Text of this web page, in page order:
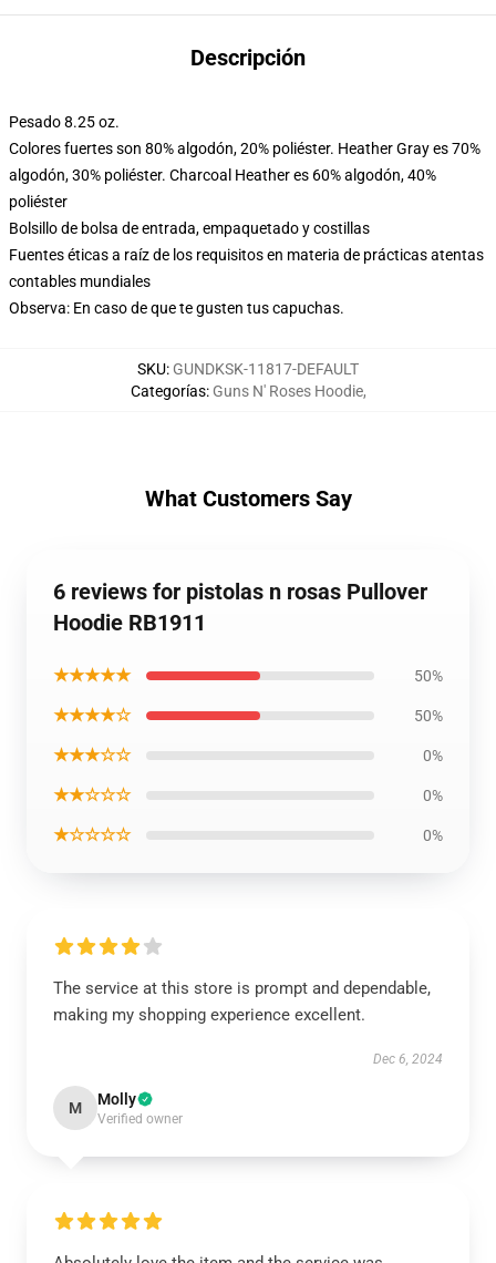
Descripción
Pesado 8.25 oz.
Colores fuertes son 80% algodón, 20% poliéster. Heather Gray es 70%
algodón, 30% poliéster. Charcoal Heather es 60% algodón, 40%
poliéster
Bolsillo de bolsa de entrada, empaquetado y costillas
Fuentes éticas a raíz de los requisitos en materia de prácticas atentas
contables mundiales
Observa: En caso de que te gusten tus capuchas.
SKU: GUNDKSK-11817-DEFAULT
Categorías: Guns N' Roses Hoodie,
What Customers Say
6 reviews for pistolas n rosas Pullover
Hoodie RB1911
★★★★★ 50%
★★★★☆ 50%
★★★☆☆ 0%
★★☆☆☆ 0%
★☆☆☆☆ 0%
The service at this store is prompt and dependable,
making my shopping experience excellent.
Dec 6, 2024
M Molly
Verified owner